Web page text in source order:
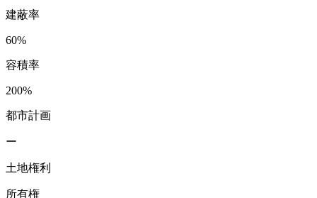
建蔽率
60%
容積率
200%
都市計画
ー
土地権利
所有権